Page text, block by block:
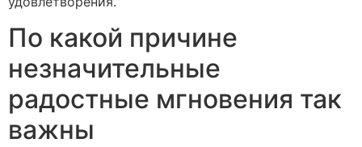
По какой причине
незначительные
радостные мгновения так
важны